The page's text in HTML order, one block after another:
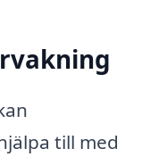
till med